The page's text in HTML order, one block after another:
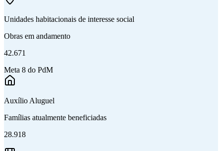
Unidades habitacionais de interesse social
Obras em andamento
42.671
Meta 8 do PdM
Auxílio Aluguel
Famílias atualmente beneficiadas
28.918